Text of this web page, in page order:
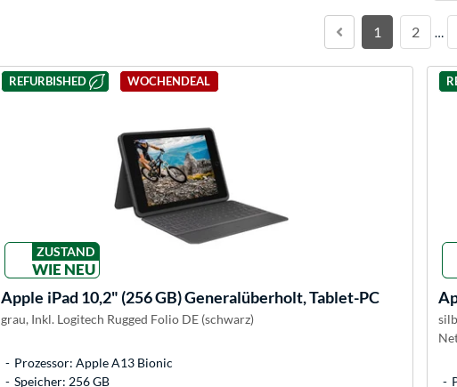
1 2 …
REFURBISHED WOCHENDEAL
ZUSTAND
WIE NEU
Apple iPad 10,2" (256 GB) Generalüberholt, Tablet-PC
grau, Inkl. Logitech Rugged Folio DE (schwarz)
Prozessor: Apple A13 Bionic
Speicher: 256 GB